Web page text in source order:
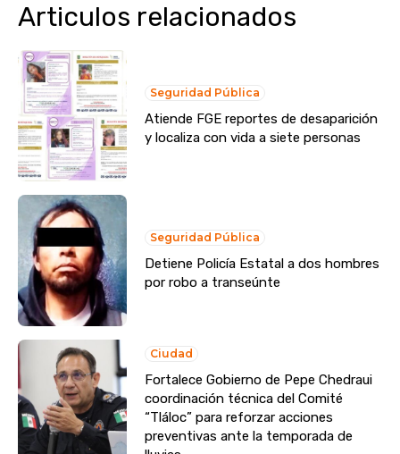
Articulos relacionados
Seguridad Pública
Atiende FGE reportes de desaparición
y localiza con vida a siete personas
Seguridad Pública
Detiene Policía Estatal a dos hombres
por robo a transeúnte
Ciudad
Fortalece Gobierno de Pepe Chedraui
coordinación técnica del Comité
“Tláloc” para reforzar acciones
preventivas ante la temporada de